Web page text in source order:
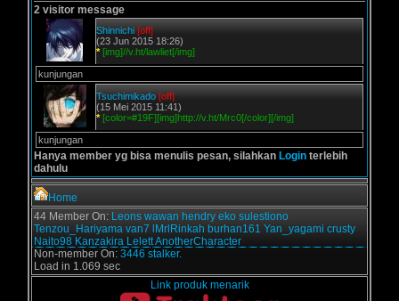
2 visitor message
Shinnichi [off]
(23 Jun 2015 18:26)
* [img]//v.ht/lawliet[/img]
kunjungan
Tsuchimikado [off]
(15 Mei 2015 11:41)
* [color=#19F][img]http://v.ht/Mrc0[/color][/img]
kunjungan
Hanya member yg bisa menulis pesan, silahkan Login terlebih
dahulu
Home
44 Member On: Leons wawan hendry eko sulestiono
Tenzou_Hariyama van7 lMrlRinkah burhan161 Yan_yagami crusty
Naito98 Kanzakira LelettAnotherCharacter
Non-member On: 3446 stalker.
Load in 1.069 sec
Link produk menarik